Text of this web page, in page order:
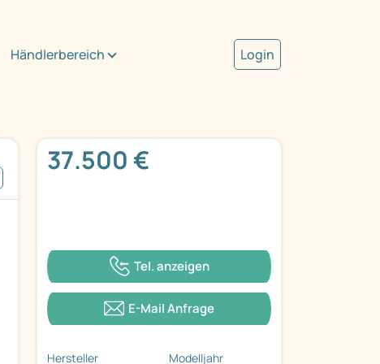
Händlerbereich Login
37.500 €
Tel. anzeigen
E-Mail Anfrage
Hersteller Modelljahr